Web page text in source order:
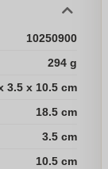
10250900
294 g
3.5 x 10.5 cm
18.5 cm
3.5 cm
10.5 cm